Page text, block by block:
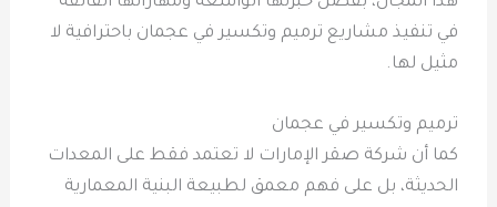
في تنفيذ مشاريع ترميم وتكسير في عجمان باحترافية لا
مثيل لها.
ترميم وتكسير في عجمان
كما أن شركة صقر الإمارات لا تعتمد فقط على المعدات
الحديثة، بل على فهم معمق لطبيعة البنية المعمارية